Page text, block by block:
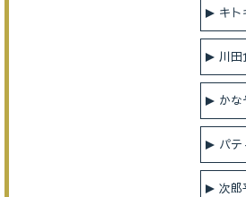
キト
川田
かな
パテ
次郎